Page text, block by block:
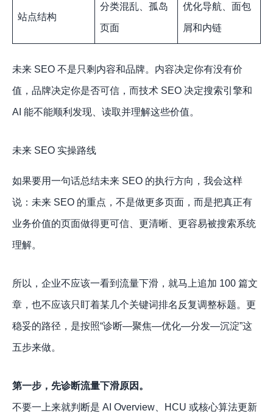
站点结构
分类混乱、孤岛
页面
优化导航、面包
屑和内链
未来 SEO 不是只剩内容和品牌。内容决定你有没有价
值，品牌决定你是否可信，而技术 SEO 决定搜索引擎和
AI 能不能顺利发现、读取并理解这些价值。
未来 SEO 实操路线
如果要用一句话总结未来 SEO 的执行方向，我会这样
说：未来 SEO 的重点，不是做更多页面，而是把真正有
业务价值的页面做得更可信、更清晰、更容易被搜索系统
理解。
所以，企业不应该一看到流量下滑，就马上追加 100 篇文
章，也不应该只盯着某几个关键词排名反复调整标题。更
稳妥的路径，是按照“诊断—聚焦—优化—分发—沉淀”这
五步来做。
第一步，先诊断流量下滑原因。
不要一上来就判断是 AI Overview、HCU 或核心算法更新